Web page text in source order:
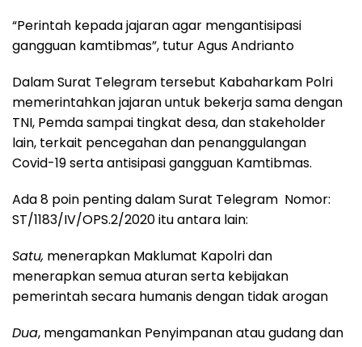
“Perintah kepada jajaran agar mengantisipasi
gangguan kamtibmas”, tutur Agus Andrianto
Dalam Surat Telegram tersebut Kabaharkam Polri
memerintahkan jajaran untuk bekerja sama dengan
TNI, Pemda sampai tingkat desa, dan stakeholder
lain, terkait pencegahan dan penanggulangan
Covid-19 serta antisipasi gangguan Kamtibmas.
Ada 8 poin penting dalam Surat Telegram Nomor:
ST/1183/IV/OPS.2/2020 itu antara lain:
Satu, menerapkan Maklumat Kapolri dan
menerapkan semua aturan serta kebijakan
pemerintah secara humanis dengan tidak arogan
Dua, mengamankan Penyimpanan atau gudang dan